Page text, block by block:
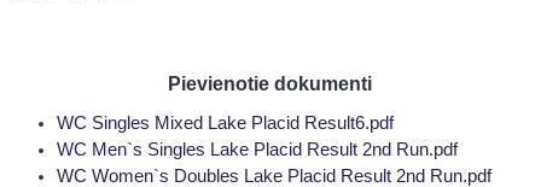
Pievienotie dokumenti
WC Singles Mixed Lake Placid Result6.pdf
WC Men`s Singles Lake Placid Result 2nd Run.pdf
WC Women`s Doubles Lake Placid Result 2nd Run.pdf